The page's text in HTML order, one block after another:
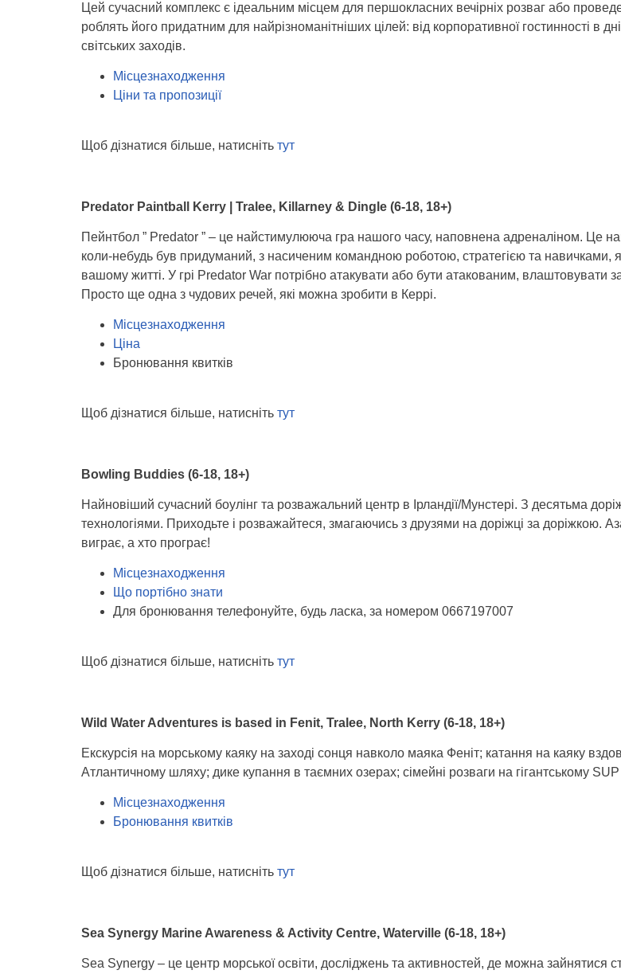
Цей сучасний комплекс є ідеальним місцем для першокласних вечірніх розваг або
роблять його придатним для найрізноманітніших цілей: від корпоративної гостинності в
світських заходів.
Місцезнаходження
Ціни та пропозиції
Щоб дізнатися більше, натисніть тут
Predator Paintball Kerry | Tralee, Killarney & Dingle (6-18, 18+)
Пейнтбол ” Predator ” – це найстимулююча гра нашого часу, наповнена адреналіном. Це
коли-небудь був придуманий, з насиченим командною роботою, стратегією та навичками,
вашому житті. У грі Predator War потрібно атакувати або бути атакованим, влаштовувати
Просто ще одна з чудових речей, які можна зробити в Керрі.
Місцезнаходження
Ціна
Бронювання квитків
Щоб дізнатися більше, натисніть тут
Bowling Buddies (6-18, 18+)
Найновіший сучасний боулінг та розважальний центр в Ірландії/Мунстері. З десятьма
технологіями. Приходьте і розважайтеся, змагаючись з друзями на доріжці за доріжкою.
виграє, а хто програє!
Місцезнаходження
Що портібно знати
Для бронювання телефонуйте, будь ласка, за номером 0667197007
Щоб дізнатися більше, натисніть тут
Wild Water Adventures is based in Fenit, Tralee, North Kerry (6-18, 18+)
Екскурсія на морському каяку на заході сонця навколо маяка Феніт; катання на каяку
Атлантичному шляху; дике купання в таємних озерах; сімейні розваги на гігантському
Місцезнаходження
Бронювання квитків
Щоб дізнатися більше, натисніть тут
Sea Synergy Marine Awareness & Activity Centre, Waterville (6-18, 18+)
Sea Synergy – це центр морської освіти, досліджень та активностей, де можна